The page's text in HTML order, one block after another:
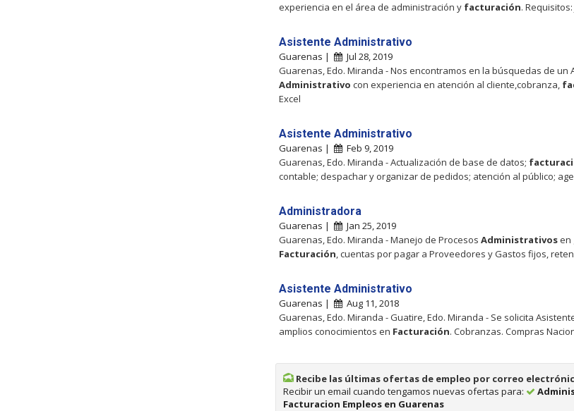
experiencia en el área de administración y facturación.
Asistente Administrativo
Guarenas |
Jul 28, 2019
Guarenas, Edo. Miranda - Nos encontramos en la búsquedas de un
Administrativo con experiencia en atención al cliente,cobranza,
Excel
Asistente Administrativo
Guarenas |
Feb 9, 2019
Guarenas, Edo. Miranda - Actualización de base de datos;
contable; despachar y organizar de pedidos; atención al público;
Administradora
Guarenas |
Jan 25, 2019
Guarenas, Edo. Miranda - Manejo de Procesos Administrativosen
Facturación, cuentas por pagar a Proveedores y Gastos fijos,
Asistente Administrativo
Guarenas |
Aug 11, 2018
Guarenas, Edo. Miranda - Guatire, Edo. Miranda - Se solicita
amplios conocimientos en Facturación. Cobranzas. Compras
Recibe las últimas ofertas de empleo por correo
Recibir un email cuando tengamos nuevas ofertas para:
Facturacion Empleos en Guarenas